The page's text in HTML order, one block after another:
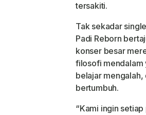
tersakiti.
Tak sekadar
Padi Reborn
konser besar
filosofi mendalam
belajar mengalah,
bertumbuh.
“Kami ingin